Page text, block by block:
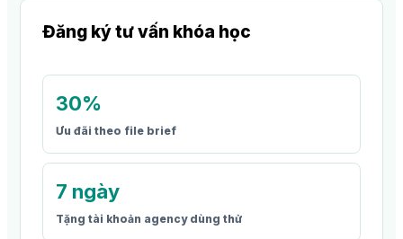
Đăng ký tư vấn khóa học
30%
Ưu đãi theo file brief
7 ngày
Tặng tài khoản agency dùng thử